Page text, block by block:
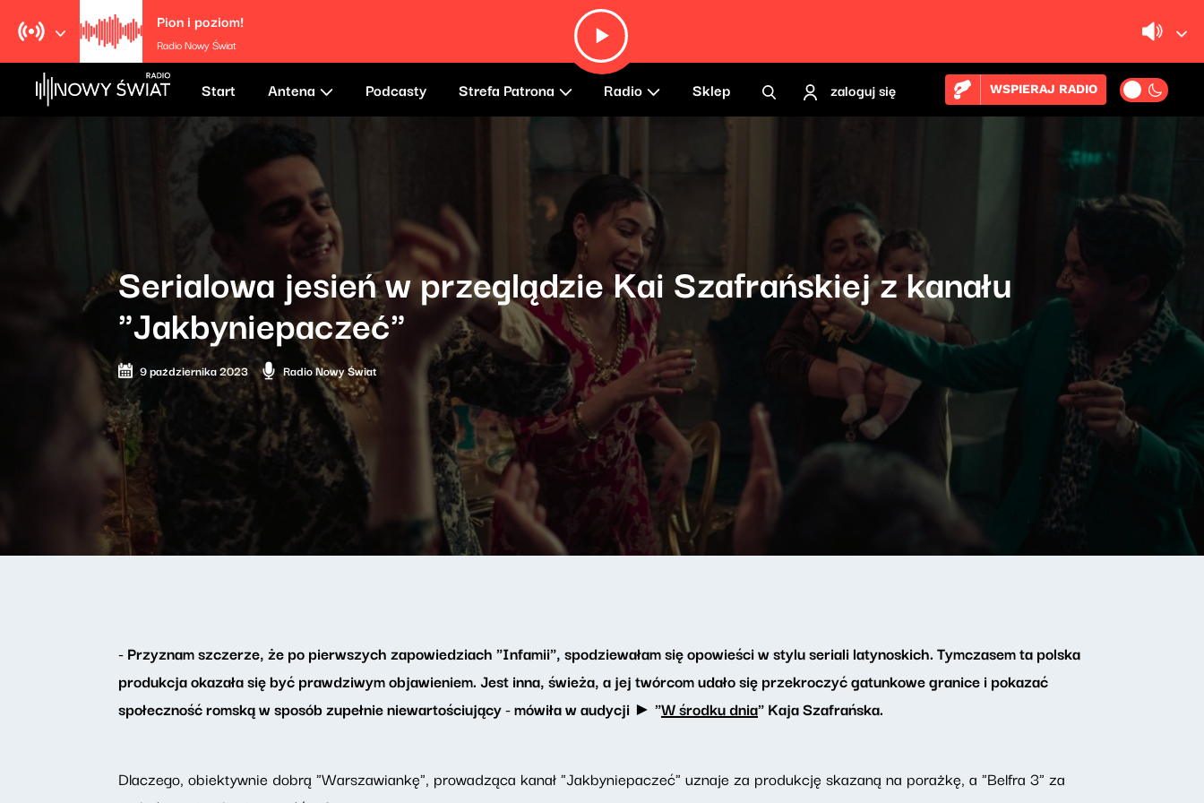
Pion i poziom!
Radio Nowy Świat
Start Antena Podcasty Strefa Patrona Radio Sklep zaloguj się WSPIERAJ RADIO
Serialowa jesień w przeglądzie Kai Szafrańskiej z kanału
"Jakbyniepaczeć"
9 października 2023 Radio Nowy Świat
- Przyznam szczerze, że po pierwszych zapowiedziach "Infamii", spodziewałam się opowieści w stylu seriali latynoskich. Tymczasem ta polska
produkcja okazała się być prawdziwym objawieniem. Jest inna, świeża, a jej twórcom udało się przekroczyć gatunkowe granice i pokazać
społeczność romską w sposób zupełnie niewartościujący - mówiła w audycji ► "W środku dnia" Kaja Szafrańska.
Dlaczego, obiektywnie dobrą "Warszawiankę", prowadząca kanał "Jakbyniepaczeć" uznaje za produkcję skazaną na porażkę, a "Belfra 3" za